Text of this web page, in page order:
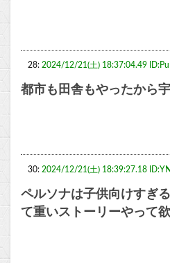
28: 2024/12/21(土) 18:37:04.49
都市も田舎もやったから
30: 2024/12/21(土) 18:39:27.18
ペルソナは子供向けすぎ
て重いストーリーやって